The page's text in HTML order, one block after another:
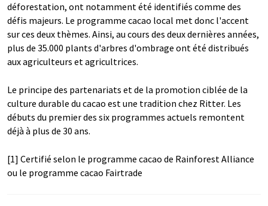
déforestation, ont notamment été identifiés comme des
défis majeurs. Le programme cacao local met donc l'accent
sur ces deux thèmes. Ainsi, au cours des deux dernières années,
plus de 35.000 plants d'arbres d'ombrage ont été distribués
aux agriculteurs et agricultrices.
Le principe des partenariats et de la promotion ciblée de la
culture durable du cacao est une tradition chez Ritter. Les
débuts du premier des six programmes actuels remontent
déjà à plus de 30 ans.
[1] Certifié selon le programme cacao de Rainforest Alliance
ou le programme cacao Fairtrade